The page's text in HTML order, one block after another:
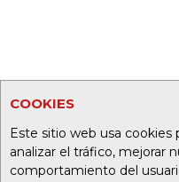
COOKIES
Este sitio web usa cookies
analizar el tráfico, mejorar
comportamiento del